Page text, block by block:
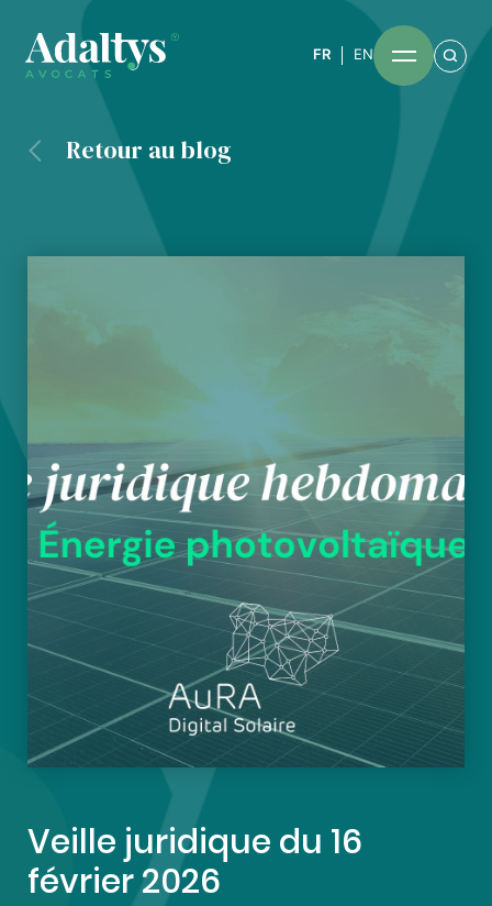
FR EN
Retour au blog
Veille juridique du 16
février 2026